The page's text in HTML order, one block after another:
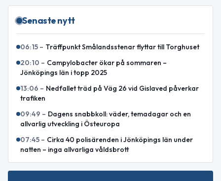
Senaste nytt
06:15 – Träffpunkt Smålandsstenar flyttar till Torghuset
20:10 – Campylobacter ökar på sommaren –
Jönköpings län i topp 2025
13:06 – Nedfallet träd på Väg 26 vid Gislaved påverkar
trafiken
09:49 – Dagens snabbkoll: väder, temadagar och en
allvarlig utveckling i Östeuropa
07:45 – Cirka 40 polisärenden i Jönköpings län under
natten – inga allvarliga våldsbrott